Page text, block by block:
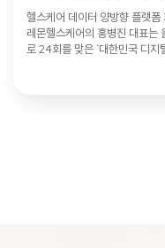
상 과기부 장관상
헬스케어 데이터 양방향 플랫폼
레몬헬스케어의 홍병진 대표는
로 24회를 맞은 ‘대한민국 디지